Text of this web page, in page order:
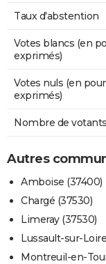
Taux d'abstention
Votes blancs (en
exprimés)
Votes nuls (en
exprimés)
Nombre de votants
Autres
Amboise (37400)
Chargé (37530)
Limeray (37530)
Lussault-sur-
Montreuil-en-